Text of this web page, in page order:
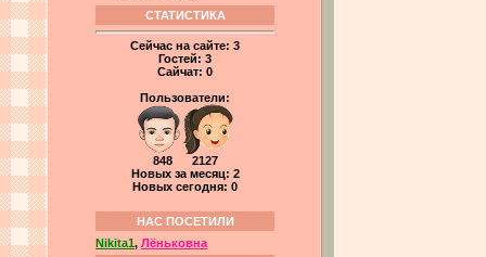
СТАТИСТИКА
Сейчас на сайте: 3
Гостей: 3
Сайчат: 0
Пользователи:
848 2127
Новых за месяц: 2
Новых сегодня: 0
НАС ПОСЕТИЛИ
Nikita1, Лёньковна